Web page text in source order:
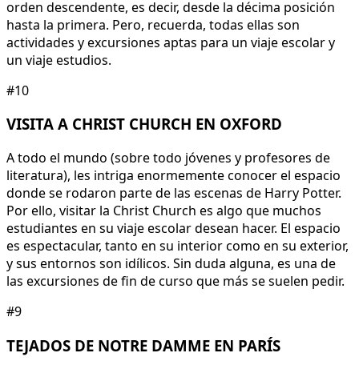
orden descendente, es decir, desde la décima posición
hasta la primera. Pero, recuerda, todas ellas son
actividades y excursiones aptas para un viaje escolar y
un viaje estudios.
#10
VISITA A CHRIST CHURCH EN OXFORD
A todo el mundo (sobre todo jóvenes y profesores de
literatura), les intriga enormemente conocer el espacio
donde se rodaron parte de las escenas de Harry Potter.
Por ello, visitar la Christ Church es algo que muchos
estudiantes en su viaje escolar desean hacer. El espacio
es espectacular, tanto en su interior como en su exterior,
y sus entornos son idílicos. Sin duda alguna, es una de
las excursiones de fin de curso que más se suelen pedir.
#9
TEJADOS DE NOTRE DAMME EN PARÍS